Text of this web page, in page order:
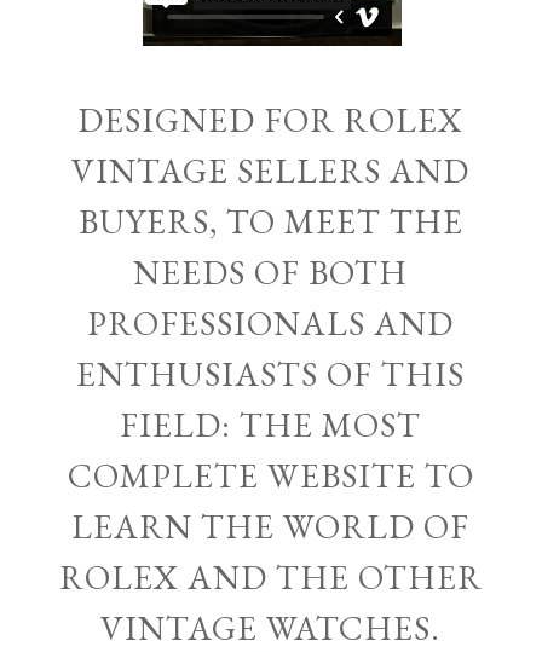
DESIGNED FOR ROLEX
VINTAGE SELLERS AND
BUYERS, TO MEET THE
NEEDS OF BOTH
PROFESSIONALS AND
ENTHUSIASTS OF THIS
FIELD: THE MOST
COMPLETE WEBSITE TO
LEARN THE WORLD OF
ROLEX AND THE OTHER
VINTAGE WATCHES.